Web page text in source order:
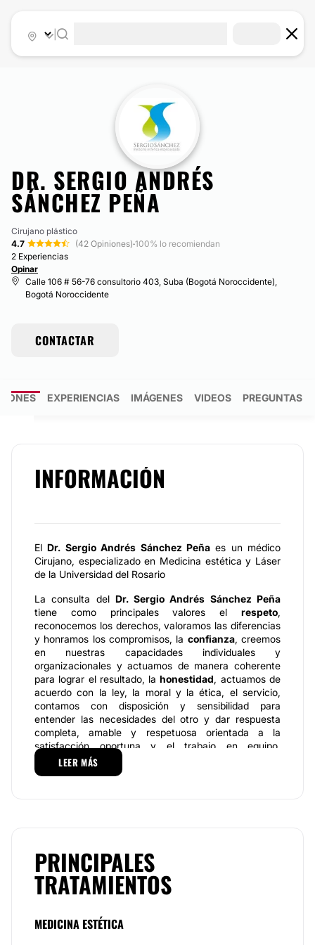
DR. SERGIO ANDRÉS
SÁNCHEZ PEÑA
Cirujano plástico
4.7
(42 Opiniones)·100% lo recomiendan
2 Experiencias
Opinar
Calle 106 # 56-76 consultorio 403, Suba (Bogotá Noroccidente),
Bogotá Noroccidente
CONTACTAR
EXPERIENCIAS IMÁGENES VIDEOS PREGUNTAS
INFORMACIÓN
ElDr. Sergio Andrés Sánchez Peñaes un médico
Cirujano, especializado en Medicina estética y Láser
de la Universidad del Rosario
La consulta del Dr. Sergio Andrés Sánchez Peña
tiene como principales valores el respeto,
reconocemos los derechos, valoramos las diferencias
y honramos los compromisos, la confianza, creemos
en nuestras capacidades individuales y
organizacionales y actuamos de manera coherente
para lograr el resultado, lahonestidad, actuamos de
acuerdo con la ley, la moral y la ética, el servicio,
contamos con disposición y sensibilidad para
entender las necesidades del otro y dar respuesta
completa, amable y respetuosa orientada a la
satisfacción oportuna y el trabajo en equipo,
compartimos conocimientos y actitudes mediante la
construcción de acuerdos para el logro de los
actualizado portafolio de servicios y tratamientos,
rejuvenecimiento facial no quirúrgico, láser, manejo
especializado del acné y sus secuelas,
envejecimiento o anti-aging, ácido hialurónico,
rinomodelación vitaminización facial, toxina
LEER MÁS
PRINCIPALES
TRATAMIENTOS
MEDICINA ESTÉTICA